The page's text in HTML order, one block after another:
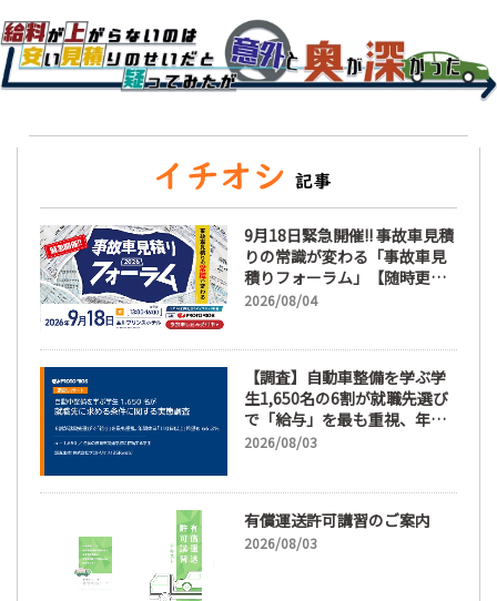
9月18日緊急開催!! 事故車見積
りの常識が変わる「事故車見
積りフォーラム」【随時更
新】
2026/08/04
【調査】自動車整備を学ぶ学
生1,650名の6割が就職先選び
で「給与」を最も重視、年間
休日「110日以上」希望も
2026/08/03
有償運送許可講習のご案内
2026/08/03